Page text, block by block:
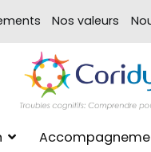
Nos valeurs